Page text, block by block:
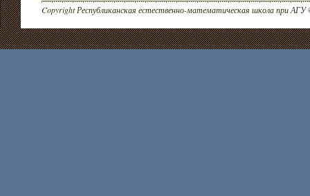
Copyright Республиканская естественно-математическая школа при АГУ